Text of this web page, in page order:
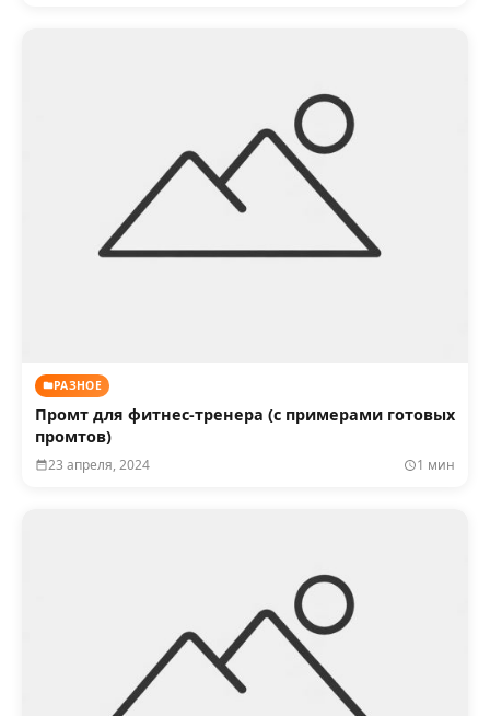
РАЗНОЕ
Промт для фитнес-тренера (с примерами готовых
промтов)
23 апреля, 2024 1 мин